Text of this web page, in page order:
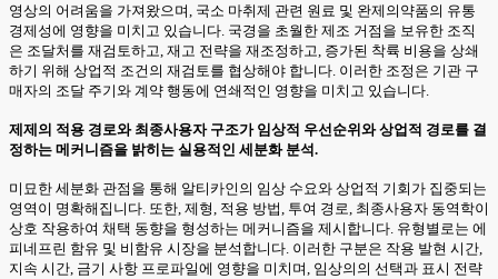
영상의 어려움을 가져왔으며, 국소 마취제 관련 원료 및 완제의약품의 유통
경제성에 영향을 미치고 있습니다. 국경을 초월한 제조 거점을 보유한 조직
은 조달처를 재검토하고, 재고 전략을 재조정하고, 증가된 착륙 비용을 상쇄
하기 위해 상업적 조건의 재검토를 협상해야 합니다. 이러한 조정은 기관 구
매자의 조달 주기와 계약 행동에 연쇄적인 영향을 미치고 있습니다.
제제의 적용 경로와 최종사용자 구조가 임상적 우선순위와 상업적 경로를 결
정하는 메커니즘을 밝히는 실용적인 세분화 분석.
미묘한 세분화 관점을 통해 알티카인의 임상 수요와 상업적 기회가 집중되는
영역이 명확해집니다. 또한, 제형, 적용 방법, 투여 경로, 최종사용자 동역학이
상호 작용하여 채택 동향을 형성하는 메커니즘을 제시합니다. 유형별로는 에
피네프린 함유 및 비함유 시장을 분석합니다. 이러한 구분은 작용 발현 시간,
지속 시간, 금기 사항 프로파일에 영향을 미치며, 임상의의 선택과 표시 전략